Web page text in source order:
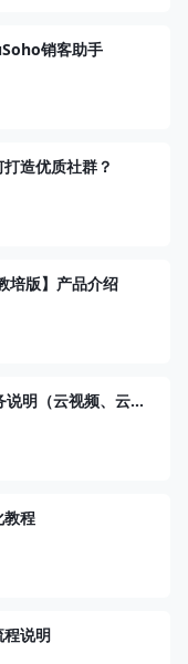
销客助手
造优质社群？
培版】产品介绍
ES教育云服务说明（云视频、云短信、云资源、云搜索、云直播）
教程
程说明